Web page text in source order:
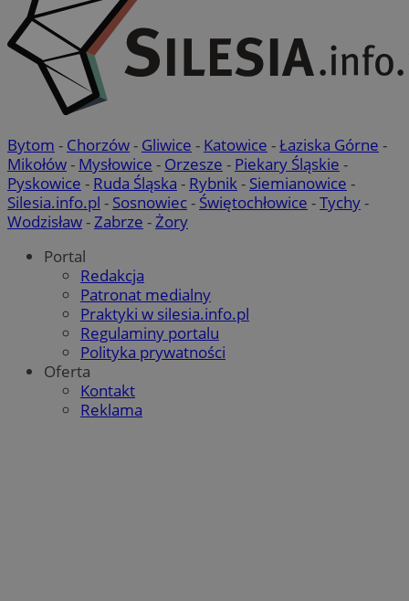
Bytom - Chorzów- Gliwice - Katowice -Łaziska Górne -
Mikołów- Mysłowice - Orzesze - Piekary Śląskie -
Pyskowice - Ruda Śląska - Rybnik- Siemianowice -
Silesia.info.pl - Sosnowiec- Świętochłowice -Tychy-
Wodzisław-Zabrze -Żory
Portal
Redakcja
Patronat medialny
Praktyki w silesia.info.pl
Regulaminy portalu
Polityka prywatności
Oferta
Kontakt
Reklama